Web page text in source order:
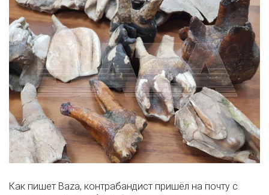
Как пишет Baza, контрабандист пришёл на почту с